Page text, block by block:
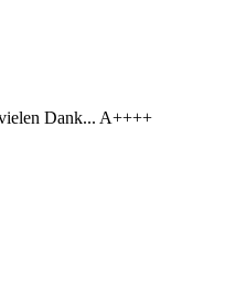
Dank... A++++